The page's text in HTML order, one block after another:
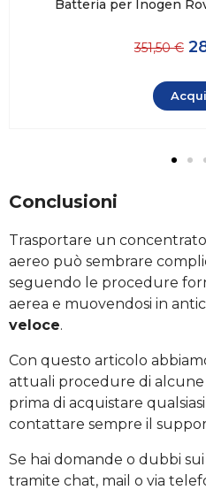
Batteria per Inogen
351,50 €
Conclusioni
Trasportare un
aereo può sembrare
seguendo le procedure
aerea e muovendosi in
veloce.
Con questo articolo
attuali procedure di alcune
prima di acquistare
contattare sempre il
Se hai domande o dubbi
tramite chat, mail o via